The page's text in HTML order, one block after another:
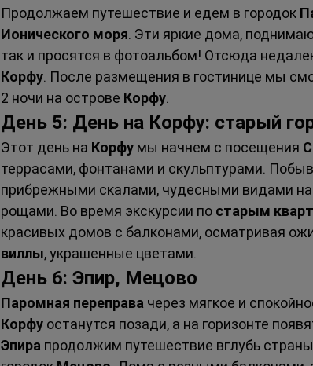
Продолжаем путешествие и едем в городок
Ионического моря. Эти яркие дома,
так и просятся в фотоальбом! Отсюда
Корфу. После размещения в гостинице мы
2 ночи на острове Корфу.
День 5: День на Корфу: старый
Этот день на Корфу мы начнем с посещения
террасами, фонтанами и скульптурами.
прибрежными скалами, чудесными видами
рощами. Во время экскурсии по старым
красивых домов с балконами, осматривая
виллы, украшенные цветами.
День 6: Эпир, Мецово
Паромная переправа через мягкое и
Корфу останутся позади, а на горизонте
Эпира продолжим путешествие вглубь